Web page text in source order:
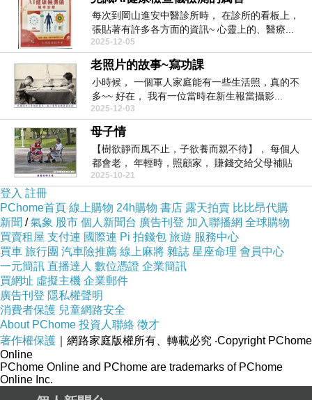
每次到岡山進安中醫診所時， 在診所的看板上，
張貼著有許多各方面的資訊~ 心靈上的、醫療...
2025-12-05
老照片的故事~寫功課
小時候， 一個軍人家庭能有一些生活照，真的不
多~~ 好在， 我有一位當時在新生報當攝影...
2025-12-03
母子情
【樹欲靜而風不止，子欲養而親不待】， 每個人
都會老， 年輕時，照顧家， 賺錢交給父母補貼
家...
2025-10-21
登入 註冊
PChome首頁 線上購物 24h購物 書店 露天拍賣 比比昂代購
新聞 /氣象 股市 個人新聞台 廣告刊登 加入聯播網 全球購物
買賣租屋 支付連 國際連 Pi 拍錢包 旅遊 服務中心
買車 旅行團 汽車險推薦 線上麻將 雜誌 星座命理 會員中心
一元簡訊 直播達人 數位憑證 企業簡訊
買網址 虛擬主機 企業郵件
廣告刊登 隱私權聲明
消費者保護 兒童網路安全
About PChome 投資人聯絡 徵才
著作權保護 ｜網路家庭版權所有、轉載必究 ‧Copyright PChome
Online
PChome Online and PChome are trademarks of PChome
Online Inc.